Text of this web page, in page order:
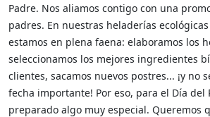
Padre. Nos aliamos contigo con una
padres. En nuestras heladerías
estamos en plena faena: elaboramos los
seleccionamos los mejores ingredientes
clientes, sacamos nuevos postres... ¡y no
fecha importante! Por eso, para el Día del
preparado algo muy especial. Queremos